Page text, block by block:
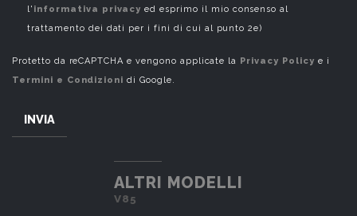
l' informativa privacy ed esprimo il mio consenso al
trattamento dei dati per i fini di cui al punto 2e)
Protetto da reCAPTCHA e vengono applicate la Privacy Policy e i
Termini e Condizioni di Google.
INVIA
ALTRI MODELLI
V85